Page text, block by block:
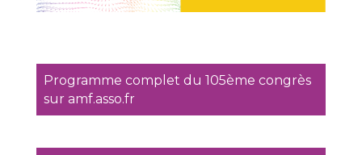
Programme complet du 105ème congrès
sur amf.asso.fr